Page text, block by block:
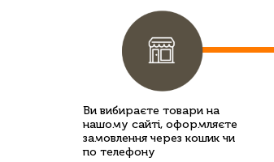
Ви вибираєте товари на
нашому сайті, оформляєте
замовлення через кошик чи
по телефону